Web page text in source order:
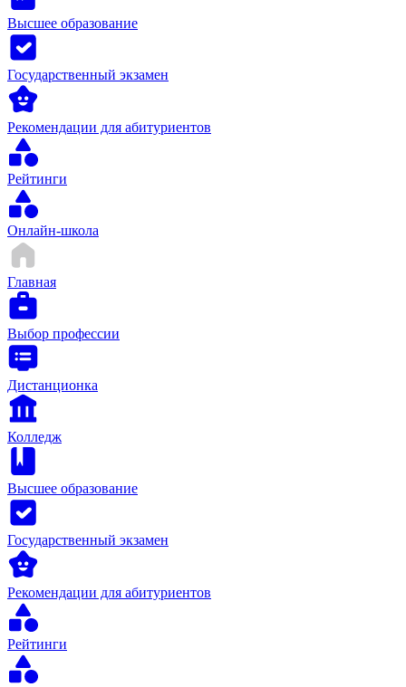
Высшее образование
Государственный экзамен
Рекомендации для абитуриентов
Рейтинги
Онлайн-школа
Главная
Выбор профессии
Дистанционка
Колледж
Высшее образование
Государственный экзамен
Рекомендации для абитуриентов
Рейтинги